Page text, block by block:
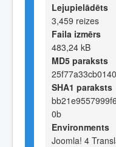
Lejupielādēts
3,459 reizes
Faila izmērs
483,24 kB
MD5 paraksts
SHA1 paraksts
0b
Environments
Joomla! 4